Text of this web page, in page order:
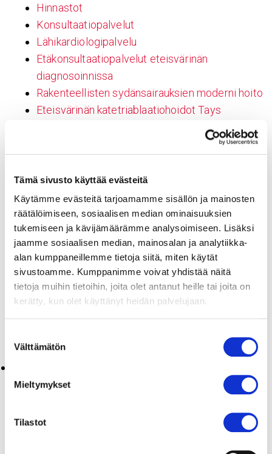
Tämä sivusto käyttää evästeitä
Käytämme evästeitä tarjoamamme sisällön ja mainosten
räätälöimiseen, sosiaalisen median ominaisuuksien
tukemiseen ja kävijämäärämme analysoimiseen. Lisäksi
jaamme sosiaalisen median, mainosalan ja analytiikka-
alan kumppaneillemme tietoja siitä, miten käytät
sivustoamme. Kumppanimme voivat yhdistää näitä
tietoja muihin tietoihin, joita olet antanut heille tai joita on
kerätty, kun olet käyttänyt heidän palvelujaan.
valinta
Välttämätön
Mieltymykset
Tilastot
Hinnastot
Konsultaatiopalvelut
Lähikardiologipalvelu
Etäkonsultaatiopalvelut eteisvärinän
diagnosoinnissa
Rakenteellisten sydänsairauksien moderni hoito
Eteisvärinän katetriablaatiohoidot Tays
Uusi hoitomuoto vastaa eteisvärinäepidemiaan
Laadunhallinta Sydänsairaalassa
Vastuullisuus
Ympäristövastuu
Tutkimus- ja opetustoiminta
Sydänsairaala työpaikkana
Hankinnat
Sydänsairaalan vastuuhenkilöt
Hallituksen jäsenet
Ajankohtaista
toukokuu 2026